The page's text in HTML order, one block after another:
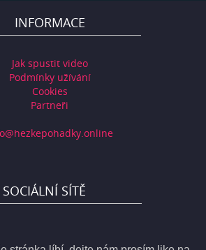
INFORMACE
Jak spustit video
Podmínky užívání
Cookies
Partneři
SOCIÁLNÍ SÍTĚ